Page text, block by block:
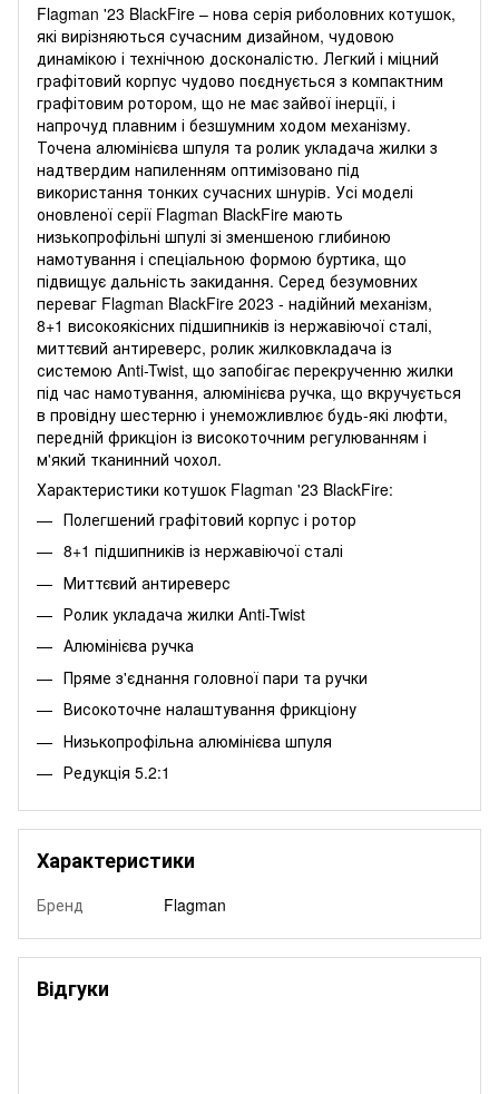
Flagman '23 BlackFire – нова серія риболовних котушок,
які вирізняються сучасним дизайном, чудовою
динамікою і технічною досконалістю. Легкий і міцний
графітовий корпус чудово поєднується з компактним
графітовим ротором, що не має зайвої інерції, і
напрочуд плавним і безшумним ходом механізму.
Точена алюмінієва шпуля та ролик укладача жилки з
надтвердим напиленням оптимізовано під
використання тонких сучасних шнурів. Усі моделі
оновленої серії Flagman BlackFire мають
низькопрофільні шпулі зі зменшеною глибиною
намотування і спеціальною формою буртика, що
підвищує дальність закидання. Серед безумовних
переваг Flagman BlackFire 2023 - надійний механізм,
8+1 високоякісних підшипників із нержавіючої сталі,
миттєвий антиреверс, ролик жилковкладача із
системою Anti-Twist, що запобігає перекрученню жилки
під час намотування, алюмінієва ручка, що вкручується
в провідну шестерню і унеможливлює будь-які люфти,
передній фрикціон із високоточним регулюванням і
м'який тканинний чохол.
Характеристики котушок Flagman '23 BlackFire:
Полегшений графітовий корпус і ротор
8+1 підшипників із нержавіючої сталі
Миттєвий антиреверс
Ролик укладача жилки Anti-Twist
Алюмінієва ручка
Пряме з'єднання головної пари та ручки
Високоточне налаштування фрикціону
Низькопрофільна алюмінієва шпуля
Редукція 5.2:1
Характеристики
Бренд Flagman
Відгуки